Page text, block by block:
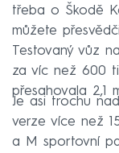
třeba o Škodě
můžete
Testovaný vůz
za víc než 600
přesahovala 2,1
Je asi trochu
verze více než
a M sportovní